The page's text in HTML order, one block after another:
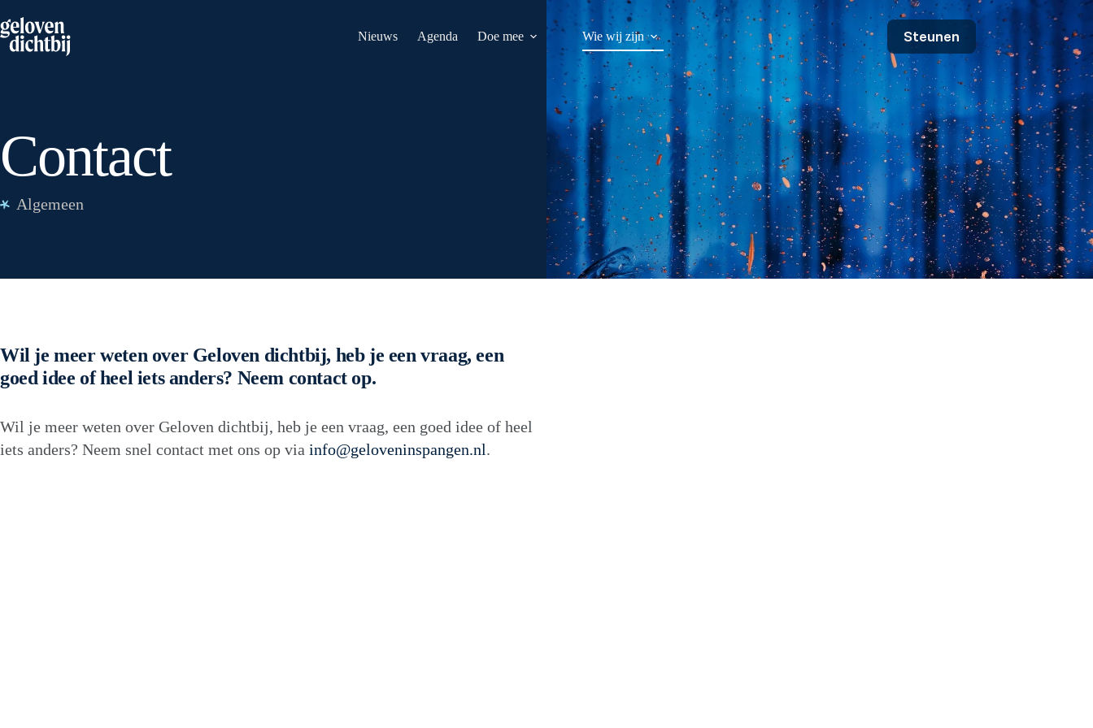
Nieuws Agenda Doe mee Wie wij zijn Steunen
Contact
Algemeen
Wil je meer weten over Geloven dichtbij, heb je een vraag, een
goed idee of heel iets anders? Neem contact op.
Wil je meer weten over Geloven dichtbij, heb je een vraag, een goed idee of heel
iets anders? Neem snel contact met ons op via info@geloveninspangen.nl.